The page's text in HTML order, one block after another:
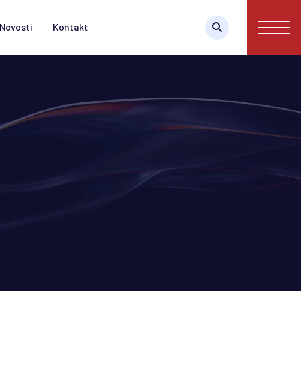
Novosti Kontakt